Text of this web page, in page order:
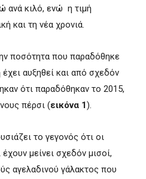
ανά κιλό, ενώ η τιμή
και τη νέα χρονιά.
ποσότητα που παραδόθηκε
αυξηθεί και από σχεδόν
ότι παραδόθηκαν το 2015,
πέρσι (εικόνα 1).
το γεγονός ότι οι
μείνει σχεδόν μισοί,
αγελαδινού γάλακτος που